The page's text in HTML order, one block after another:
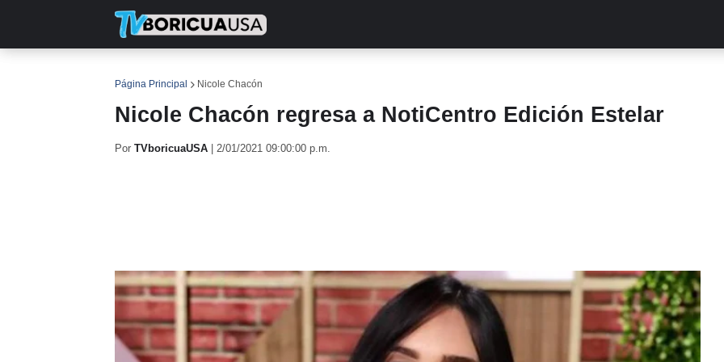
Página Principal Nicole Chacón
Nicole Chacón regresa a NotiCentro Edición Estelar
Por TVboricuaUSA 2/01/2021 09:00:00 p.m.